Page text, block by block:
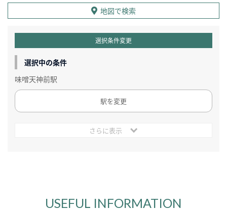
地図で検索
選択条件変更
選択中の条件
味噌天神前駅
駅を変更
さらに表示
USEFUL INFORMATION